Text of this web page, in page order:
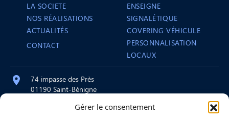
Gérer le consentement
LA SOCIETE
NOS RÉALISATIONS
ACTUALITÉS
CONTACT
ENSEIGNE
SIGNALÉTIQUE
COVERING VÉHICULE
PERSONNALISATION
LOCAUX
74 impasse des Près
01190 Saint-Bénigne
contact@atelier-martre.fr